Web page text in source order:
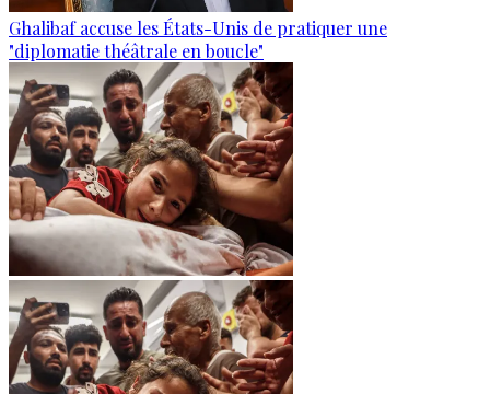
Ghalibaf accuse les États-Unis de pratiquer une
"diplomatie théâtrale en boucle"